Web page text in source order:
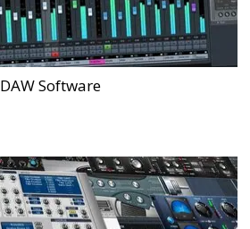
DAW Software